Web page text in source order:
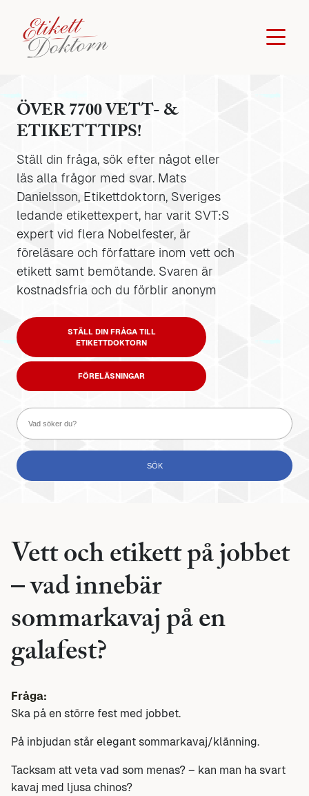
ÖVER 7700 VETT- &
ETIKETTTIPS!
Ställ din fråga, sök efter något eller
läs alla frågor med svar. Mats
Danielsson, Etikettdoktorn, Sveriges
ledande etikettexpert, har varit SVT:S
expert vid flera Nobelfester, är
föreläsare och författare inom vett och
etikett samt bemötande. Svaren är
kostnadsfria och du förblir anonym
STÄLL DIN FRÅGA TILL
ETIKETTDOKTORN
FÖRELÄSNINGAR
Vett och etikett på jobbet
– vad innebär
sommarkavaj på en
galafest?
Fråga:
Ska på en större fest med jobbet.
På inbjudan står elegant sommarkavaj/klänning.
Tacksam att veta vad som menas? – kan man ha svart
kavaj med ljusa chinos?